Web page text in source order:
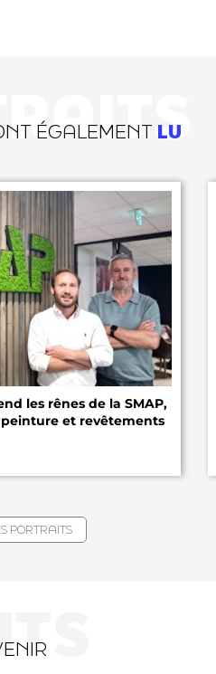
ÉGALEMENT LU
les rênes de la SMAP,
peinture et revêtements
PORTRAITS